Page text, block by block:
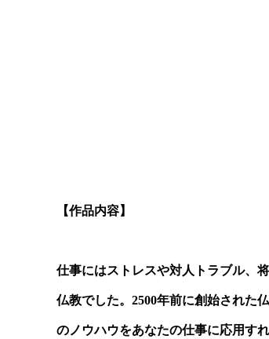
【作品内容】
仕事にはストレスや対人トラブル、
仏教でした。2500年前に創始された
のノウハウをあなたの仕事に応用す